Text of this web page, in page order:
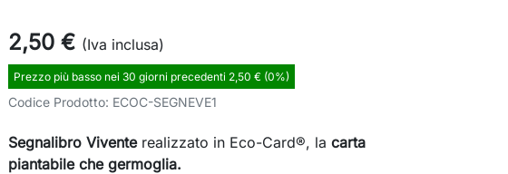
2,50 € (Iva inclusa)
Prezzo più basso nei 30 giorni precedenti 2,50 € (0%)
Codice Prodotto: ECOC-SEGNEVE1
Segnalibro Viventerealizzato in Eco-Card®, la carta
piantabile che germoglia.